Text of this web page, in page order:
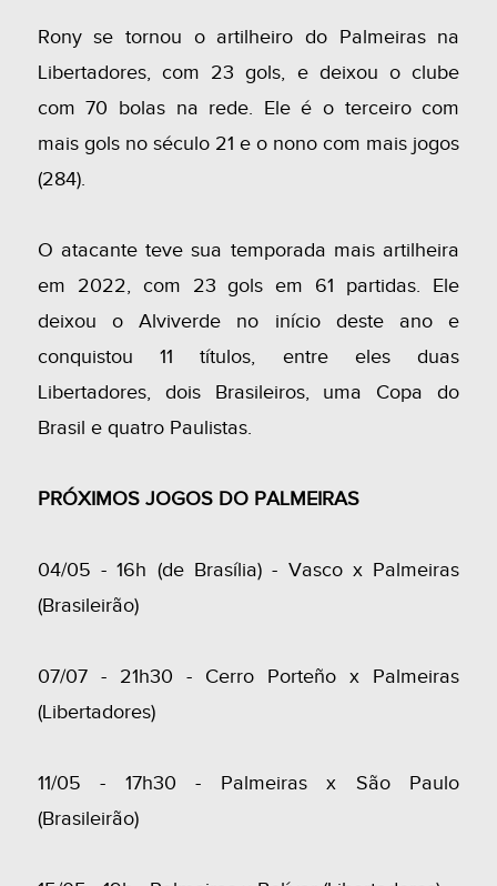
Rony se tornou o artilheiro do Palmeiras na
Libertadores, com 23 gols, e deixou o clube
com 70 bolas na rede. Ele é o terceiro com
mais gols no século 21 e o nono com mais jogos
(284).
O atacante teve sua temporada mais artilheira
em 2022, com 23 gols em 61 partidas. Ele
deixou o Alviverde no início deste ano e
conquistou 11 títulos, entre eles duas
Libertadores, dois Brasileiros, uma Copa do
Brasil e quatro Paulistas.
PRÓXIMOS JOGOS DO PALMEIRAS
04/05 - 16h (de Brasília) - Vasco x Palmeiras
(Brasileirão)
07/07 - 21h30 - Cerro Porteño x Palmeiras
(Libertadores)
11/05 - 17h30 - Palmeiras x São Paulo
(Brasileirão)